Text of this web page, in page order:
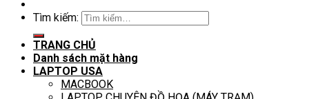
Tìm kiếm:
TRANG CHỦ
Danh sách mặt hàng
LAPTOP USA
MACBOOK